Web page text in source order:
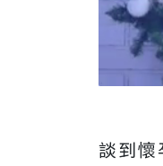
談到